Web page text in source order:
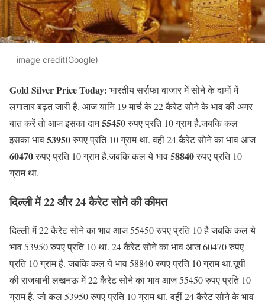
image credit(Google)
Gold Silver Price Today: भारतीय सर्राफा बाजार में सोने के दामों में
लगातार बढ़त जारी है. आज यानि 19 मार्च के 22 कैरेट सोने के भाव की अगर
बात करें तो आज इसका दाम55450रुपए प्रति 10 ग्राम है.जबकि कल
इसका भाव53950रुपए प्रति 10 ग्राम था. वहीं 24 कैरेट सोने का भाव आज
60470रुपए प्रति 10 ग्राम है.जबकि कल ये भाव58840रुपए प्रति 10
ग्राम था.
दिल्ली में 22 और 24 कैरेट सोने की कीमत
दिल्ली में 22 कैरेट सोने का भाव आज 55450 रुपए प्रति 10 है जबकि कल ये
भाव 53950 रुपए प्रति 10 था. 24 कैरेट सोने का भाव आज 60470 रुपए
प्रति 10 ग्राम है. जबकि कल ये भाव 58840 रुपए प्रति 10 ग्राम था.यूपी
की राजधानी लखनऊ में 22 कैरेट सोने का भाव आज 55450 रुपए प्रति 10
ग्राम है. जो कल 53950 रुपए प्रति 10 ग्राम था. वहीं 24 कैरेट सोने के भाव